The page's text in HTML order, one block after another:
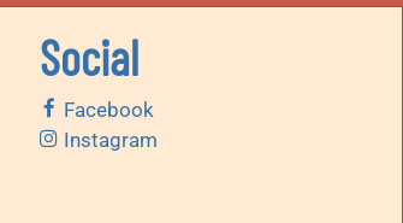
Social
Facebook
Instagram